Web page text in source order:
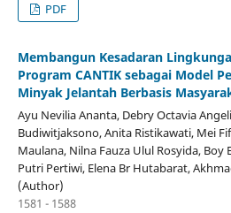
PDF
Membangun Kesadaran
Program CANTIK sebagai Model
Minyak Jelantah Berbasis
Ayu Nevilia Ananta, Debry Octavia
Budiwitjaksono, Anita Ristikawati, Mei
Maulana, Nilna Fauza Ulul Rosyida, Boy
Putri Pertiwi, Elena Br Hutabarat,
(Author)
1581 - 1588